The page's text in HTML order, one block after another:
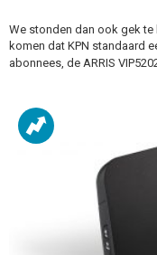
We stonden dan ook gek
komen dat KPN standaard
abonnees, de ARRIS